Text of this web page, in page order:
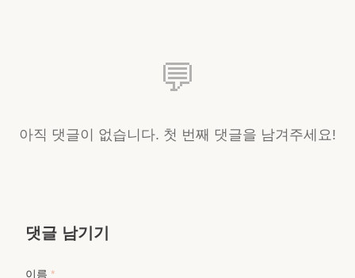
💬
아직 댓글이 없습니다. 첫 번째 댓글을 남겨주세요!
댓글 남기기
이름 *